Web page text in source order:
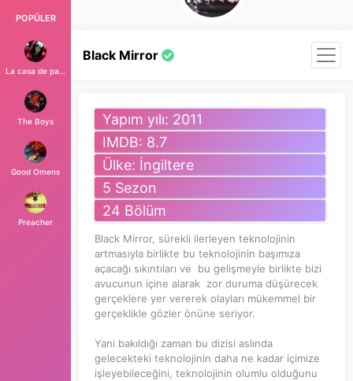
POPÜLER
La casa de papel
The Boys
Good Omens
Preacher
Black Mirror
Yapım yılı: 2011
IMDB: 8.7
Ülke: İngiltere
5 Sezon
24 Bölüm
Black Mirror, sürekli ilerleyen teknolojinin
artmasıyla birlikte bu teknolojinin başımıza
açacağı sıkıntıları ve bu gelişmeyle birlikte bizi
avucunun içine alarak zor duruma düşürecek
gerçeklere yer vererek olayları mükemmel bir
gerçeklikle gözler önüne seriyor.
Yani bakıldığı zaman bu dizisi aslında
gelecekteki teknolojinin daha ne kadar içimize
işleyebileceğini, teknolojinin olumlu olduğunu